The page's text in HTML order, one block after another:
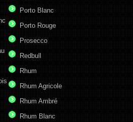
Porto Blanc
Porto Rouge
Prosecco
Redbull
Rhum
Rhum Agricole
Rhum Ambré
Rhum Blanc